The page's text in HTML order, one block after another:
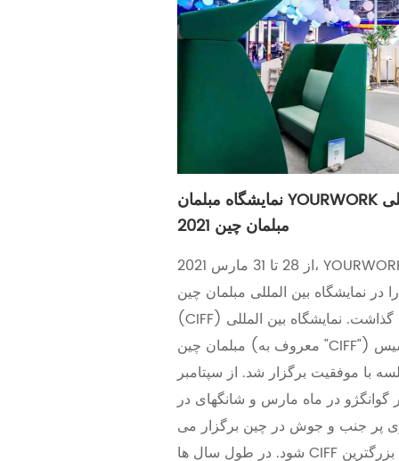
نمایشگاه مبلمان YOURWORK در نمایشگاه بین المللی
مبلمان چین 2021
از 28 تا 31 مارس 2021، YOURWORK Furniture مجموعه
در نمایشگاه بین المللی مبلمان چین
(CIFF) در گوانگژو به نمایش گذاشت. نمایشگاه بین المللی
مبلمان چین (معروف به "CIFF") که در سال 1998 تأسیس
مدت 52 جلسه با موفقیت برگزار شد. از سپتامبر
در گوانگژو در ماه مارس و شانگهای در
پر جنب و جوش در چین برگزار می
شود. در طول سال ها CIFF خود را به عنوان بزرگترین